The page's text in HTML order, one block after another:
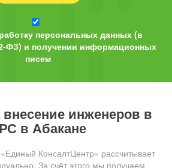
персональных данных (в
ФЗ) и получении информационных
писем
инженеров в
в Абакане
КонсалтЦентр» рассчитывает
За счёт этого мы получаем